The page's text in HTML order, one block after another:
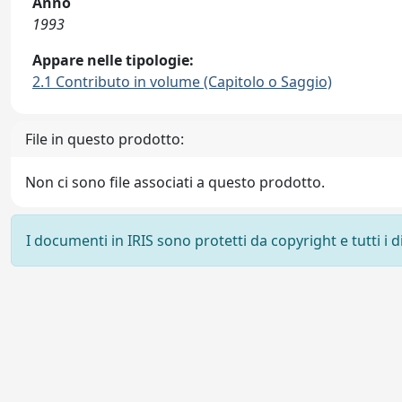
1993
Appare nelle tipologie:
2.1 Contributo in volume (Capitolo o Saggio)
File in questo prodotto:
Non ci sono file associati a questo prodotto.
I documenti in IRIS sono protetti da copyright e tutti i